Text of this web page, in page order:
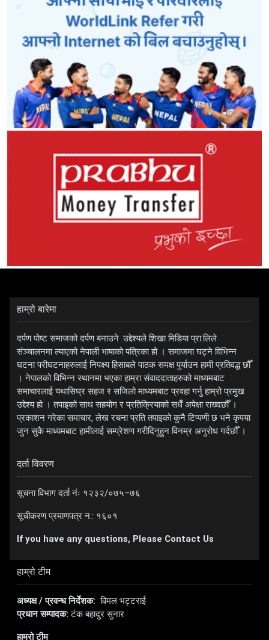
हाम्रो बारेमा
दर्पण पोष्ट समाजको दर्पण बनाउने .उद्देश्यले शिखा मिडिया प्रा.लिले
संञ्चालनमा ल्याएको नेपाली भाषाको पत्रिका हो । समाजमा घट्ने विभिन्न
घटना परीघटनाहरुलाई निपक्ष्य हिसाबले पाठक समक्ष पुर्याउन हामी प्रतिवद्ध छौँ
। नेपालको विभिन्न स्थानमा भएका हाम्रा संवाददाताहरुको माध्यमबाट
समाचारलाई यथासिघ्र सहज र सजिलो माध्यमबाट प्रवहा गर्नु हाम्रो प्रमुख
उद्देश्य हो । तपाइको साथ सहयोग र प्रतिक्रियाको सधैँ अपेक्षा राख्दछौँ ।
प्रकाशन गरेका समाचार, लेख रचना प्रति तपाइको कुनै टिप्पणी छ भने कृपया
जुन सुकै माध्यमबाट हामीलाई सम्प्रेशण गरीदिनुहुन विनम्र अनुरोध गर्दछौँ ।
दर्ता विवरण
सूचना विभाग दर्ता नंः १२३२/०७५–७६
सूचीकरण प्रमाणपत्र न.: १६०१
If you have any questions, Please Contact Us
हाम्रो टीम
अध्यक्ष / प्रवन्ध निर्देशक:विमल भट्टराई
प्रधान सम्पादक:टंक बहादुर सुनार
हाम्रो टीम